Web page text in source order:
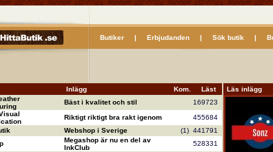
Butiker| Erbjudanden| Sök butik |
Inlägg Kom.
Läst
Bäst i kvalitet och stil
169723
Riktigt riktigt bra rakt igenom
455684
Webshop i Sverige (1) 441791
Megashop är nu en del av
InkClub
528331
Läs